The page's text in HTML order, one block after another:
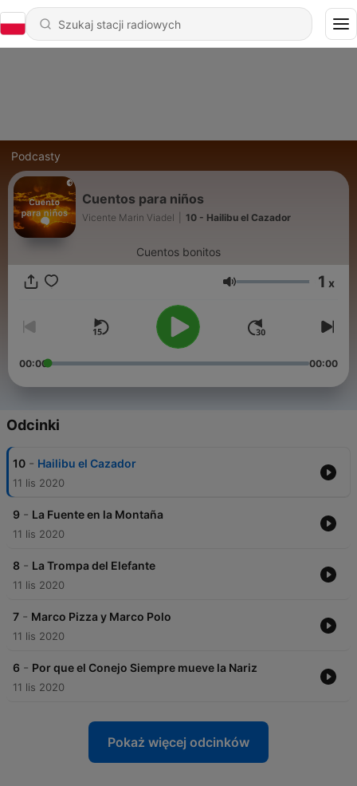
Podcasty
Cuentos para niños
Vicente Marin Viadel 10 - Hailibu el Cazador
Cuentos bonitos
Głośność 1 x
00:00 00:00
Odcinki
10 - Hailibu el Cazador
11 lis 2020
9 - La Fuente en la Montaña
11 lis 2020
8 - La Trompa del Elefante
11 lis 2020
7 - Marco Pizza y Marco Polo
11 lis 2020
6 - Por que el Conejo Siempre mueve la Nariz
11 lis 2020
Pokaż więcej odcinków